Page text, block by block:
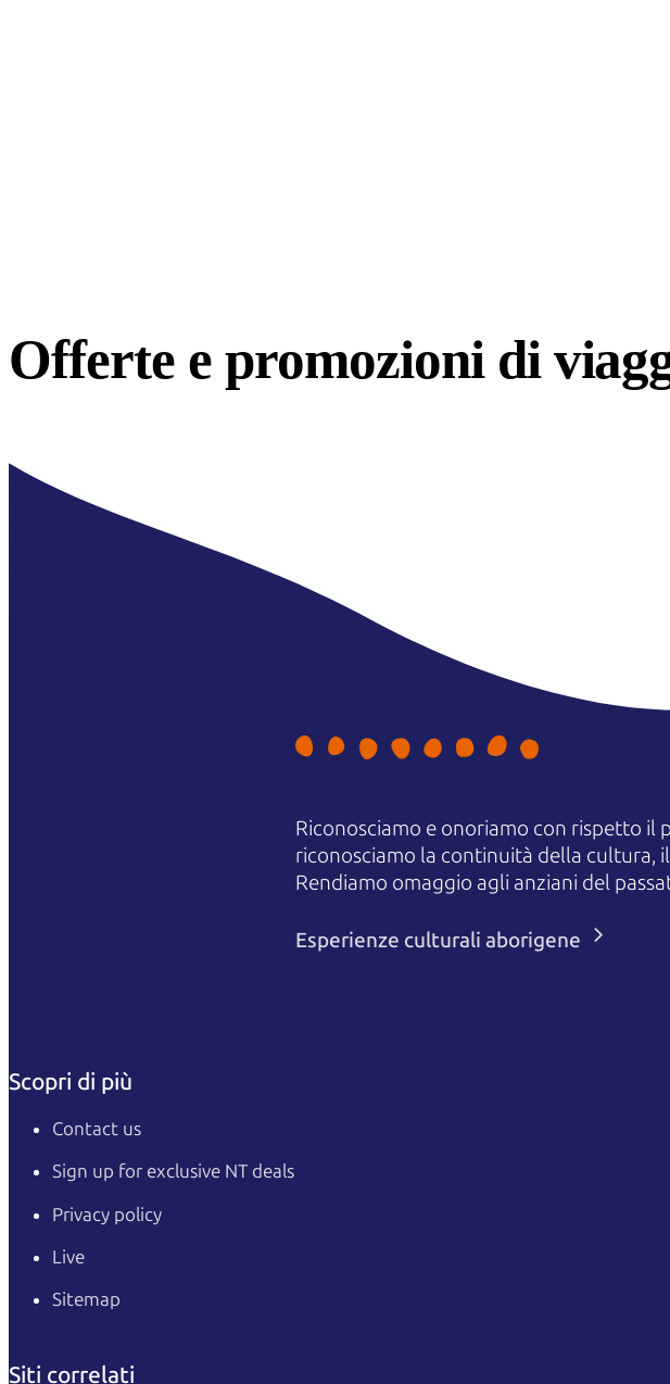
Offerte e promozioni di
Riconosciamo e onoriamo con rispetto
riconosciamo la continuità della cultura,
Rendiamo omaggio agli anziani del
Esperienze culturali aborigene
Scopri di più
Contact us
Sign up for exclusive NT deals
Privacy policy
Live
Sitemap
Siti correlati